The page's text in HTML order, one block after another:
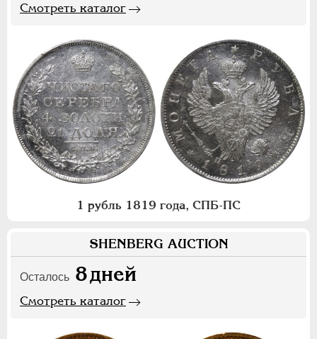
Смотреть каталог
1 рубль 1819 года, СПБ-ПС
SHENBERG AUCTION
Осталось 8дней
Смотреть каталог